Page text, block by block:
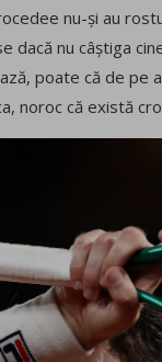
nu-și au
dacă nu câștiga
poate că de pe
noroc că există